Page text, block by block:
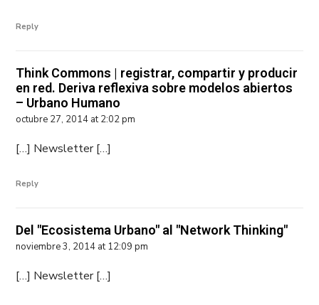
Reply
Think Commons | registrar, compartir y producir
en red. Deriva reflexiva sobre modelos abiertos
– Urbano Humano
octubre 27, 2014 at 2:02 pm
[…] Newsletter […]
Reply
Del "Ecosistema Urbano" al "Network Thinking"
noviembre 3, 2014 at 12:09 pm
[…] Newsletter […]